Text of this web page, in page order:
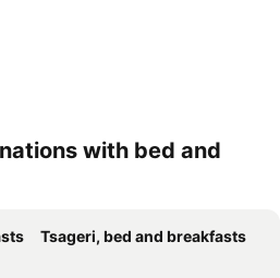
with bed and
Tsageri, bed and breakfasts